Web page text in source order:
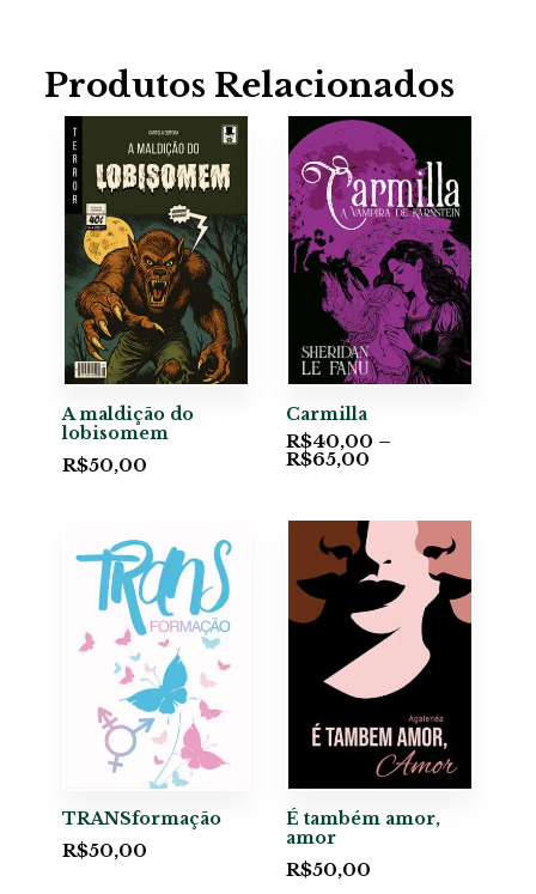
Produtos Relacionados
A maldição do
lobisomem
R$50,00
Carmilla
R$40,00 –
R$65,00
TRANSformação
R$50,00
É também amor,
amor
R$50,00